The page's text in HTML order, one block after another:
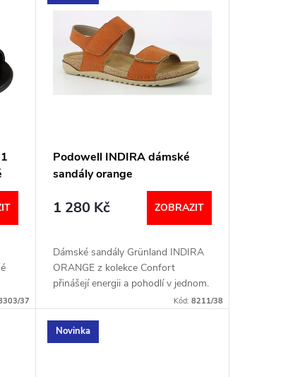
37
Podowell INDIRA dámské
sandály orange
1 280 Kč ZOBRAZIT
Dámské sandály Grünland INDIRA
ORANGE z kolekce Confort
přinášejí energii a pohodlí v jednom.
Lehká konstrukce, měkká kožená
příjemné...
Kód: 8211/38
Novinka